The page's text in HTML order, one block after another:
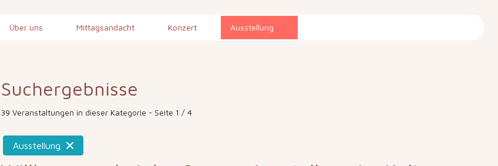
Über uns Mittagsandacht Konzert Ausstellung
Suchergebnisse
39 Veranstaltungen in dieser Kategorie - Seite 1 / 4
Ausstellung